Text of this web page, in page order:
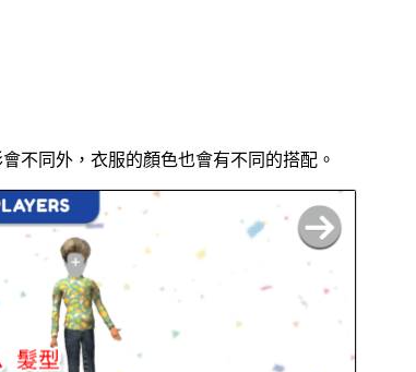
不同外，衣服的顏色也會有不同的搭配。